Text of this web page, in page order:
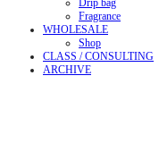
Drip bag
Fragrance
WHOLESALE
Shop
CLASS / CONSULTING
ARCHIVE